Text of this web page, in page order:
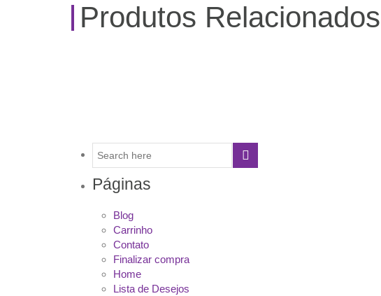
Produtos Relacionados
Páginas
Blog
Carrinho
Contato
Finalizar compra
Home
Lista de Desejos